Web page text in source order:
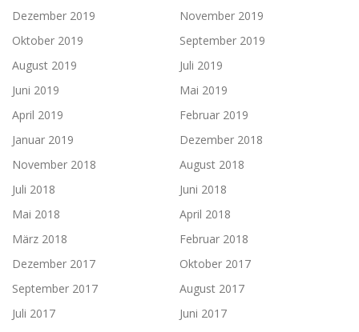
Dezember 2019
November 2019
Oktober 2019
September 2019
August 2019
Juli 2019
Juni 2019
Mai 2019
April 2019
Februar 2019
Januar 2019
Dezember 2018
November 2018
August 2018
Juli 2018
Juni 2018
Mai 2018
April 2018
März 2018
Februar 2018
Dezember 2017
Oktober 2017
September 2017
August 2017
Juli 2017
Juni 2017